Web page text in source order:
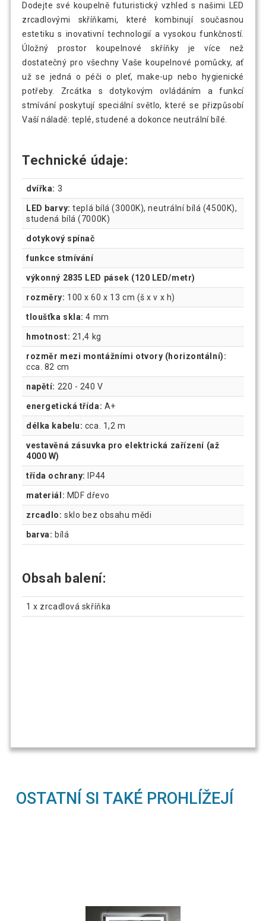
Dodejte své koupelně futuristický vzhled s našimi LED
zrcadlovými skříňkami, které kombinují současnou
estetiku s inovativní technologií a vysokou funkčností.
Úložný prostor koupelnové skříňky je více než
dostatečný pro všechny Vaše koupelnové pomůcky, ať
už se jedná o péči o pleť, make-up nebo hygienické
potřeby. Zrcátka s dotykovým ovládáním a funkcí
stmívání poskytují speciální světlo, které se přizpůsobí
Vaší náladě: teplé, studené a dokonce neutrální bílé.
Technické údaje:
dvířka: 3
LED barvy: teplá bílá (3000K), neutrální bílá (4500K),
studená bílá (7000K)
dotykový spínač
funkce stmívání
výkonný 2835 LED pásek (120 LED/metr)
rozměry: 100 x 60 x 13 cm (š x v x h)
tloušťka skla: 4 mm
hmotnost: 21,4 kg
rozměr mezi montážními otvory (horizontální):
cca. 82 cm
napětí: 220 - 240 V
energetická třída: A+
délka kabelu: cca. 1,2 m
vestavěná zásuvka pro elektrická zařízení (až
4000 W)
třída ochrany: IP44
materiál: MDF dřevo
zrcadlo: sklo bez obsahu mědi
barva: bílá
Obsah balení:
1 x zrcadlová skříňka
OSTATNÍ SI TAKÉ PROHLÍŽEJÍ